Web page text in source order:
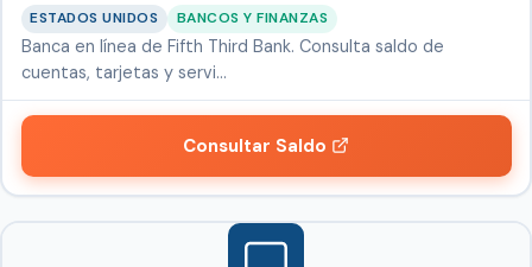
ESTADOS UNIDOS BANCOS Y FINANZAS
Banca en línea de Fifth Third Bank. Consulta saldo de
cuentas, tarjetas y servi…
Consultar Saldo